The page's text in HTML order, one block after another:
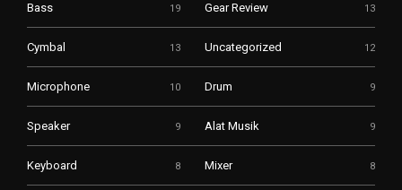
Bass 19 Gear Review 13
Cymbal 13 Uncategorized 12
Microphone 10 Drum 9
Speaker 9 Alat Musik 9
Keyboard 8 Mixer 8